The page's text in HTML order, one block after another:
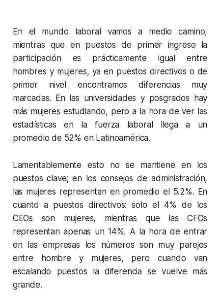
En el mundo laboral vamos a medio camino,
mientras que en puestos de primer ingreso la
participación es prácticamente igual entre
hombres y mujeres, ya en puestos directivos o de
primer nivel encontramos diferencias muy
marcadas. En las universidades y posgrados hay
más mujeres estudiando, pero a la hora de ver las
estadísticas en la fuerza laboral llega a un
promedio de 52% en Latinoamérica.
Lamentablemente esto no se mantiene en los
puestos clave; en los consejos de administración,
las mujeres representan en promedio el 5.2%. En
cuanto a puestos directivos: solo el 4% de los
CEOs son mujeres, mientras que las CFOs
representan apenas un 14%. A la hora de entrar
en las empresas los números son muy parejos
entre hombre y mujeres, pero cuando van
escalando puestos la diferencia se vuelve más
grande.